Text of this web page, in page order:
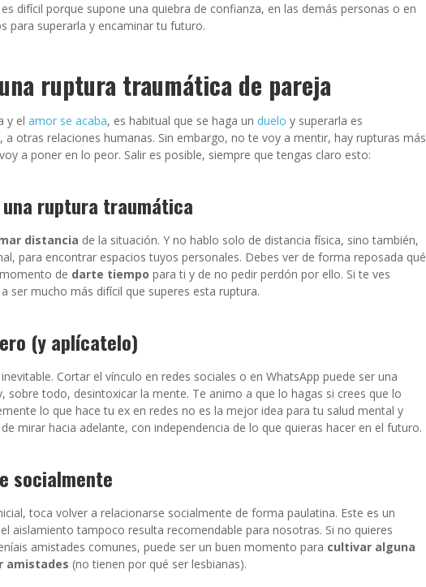
difícil porque supone una quiebra de confianza, en las demás personas o en
para superarla y encaminar tu futuro.
ruptura traumática de pareja
y el amor se acaba, es habitual que se haga un duelo y superarla es
a otras relaciones humanas. Sin embargo, no te voy a mentir, hay rupturas más
a poner en lo peor. Salir es posible, siempre que tengas claro esto:
ruptura traumática
distancia de la situación. Y no hablo solo de distancia física, sino también,
para encontrar espacios tuyos personales. Debes ver de forma reposada qué
de darte tiempo para ti y de no pedir perdón por ello. Si te ves
ser mucho más difícil que superes esta ruptura.
(y aplícatelo)
Cortar el vínculo en redes sociales o en WhatsApp puede ser una
sobre todo, desintoxicar la mente. Te animo a que lo hagas si crees que lo
lo que hace tu ex en redes no es la mejor idea para tu salud mental y
mirar hacia adelante, con independencia de lo que quieras hacer en el futuro.
socialmente
toca volver a relacionarse socialmente de forma paulatina. Este es un
aislamiento tampoco resulta recomendable para nosotras. Si no quieres
amistades comunes, puede ser un buen momento para cultivar alguna
amistades (no tienen por qué ser lesbianas).